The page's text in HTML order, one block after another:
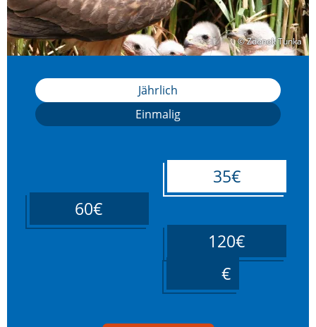
© Zdenek Tunka
© Zdenek Tunka
Jährlich
Einmalig
35€
60€
120€